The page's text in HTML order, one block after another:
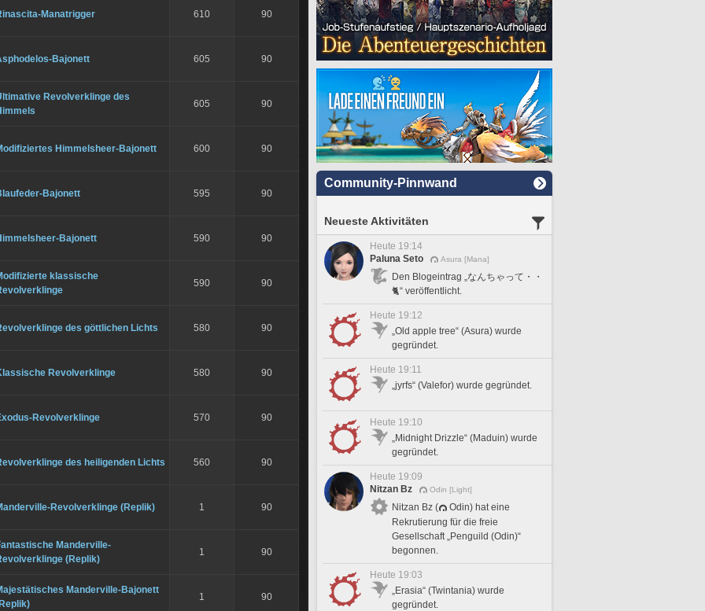
Manatrigger 610 90
Bajonett 605 90
Revolverklinge des
605 90
Himmelsheer-Bajonett 600 90
Bajonett 595 90
Bajonett 590 90
klassische
590 90
des göttlichen Lichts 580 90
Revolverklinge 580 90
Revolverklinge 570 90
des heiligenden Lichts 560 90
Revolverklinge (Replik) 1 90
Manderville-
(Replik)
1 90
Manderville-Bajonett
1 90
Community-Pinnwand
Neueste Aktivitäten
Heute 19:14
Paluna Seto
Asura [Mana]
Den Blogeintrag „なんちゃって・・
🐈“ veröffentlicht.
Heute 19:12
„Old apple tree“ (Asura) wurde
gegründet.
Heute 19:11
„jyrfs“ (Valefor) wurde gegründet.
Heute 19:10
„Midnight Drizzle“ (Maduin) wurde
gegründet.
Heute 19:09
Nitzan Bz
Odin [Light]
Nitzan Bz (
Odin) hat eine
Rekrutierung für die freie
Gesellschaft „Penguild (Odin)“
begonnen.
Heute 19:03
„Erasia“ (Twintania) wurde
gegründet.